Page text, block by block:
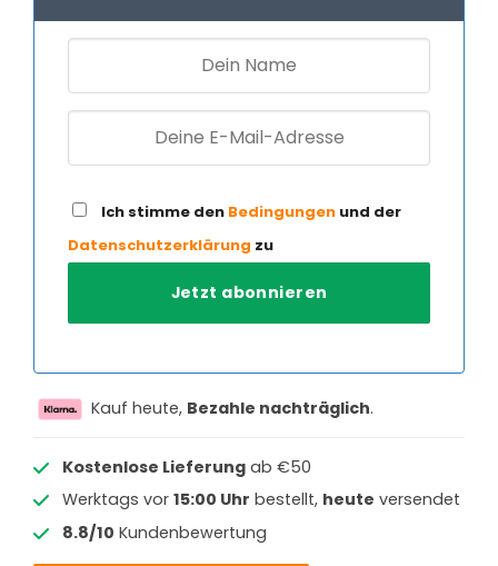
Ich stimme den Bedingungen und der
Datenschutzerklärung zu
Kauf heute, Bezahle nachträglich.
Kostenlose Lieferungab €50
Werktags vor 15:00 Uhr bestellt, heute versendet
8.8/10 Kundenbewertung